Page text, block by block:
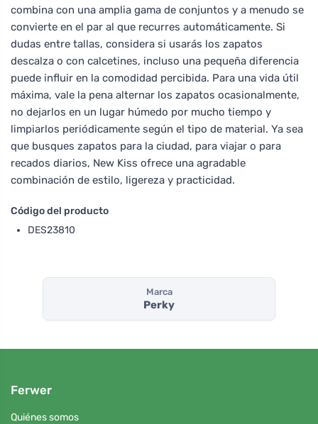
combina con una amplia gama de conjuntos y a menudo se
convierte en el par al que recurres automáticamente. Si
dudas entre tallas, considera si usarás los zapatos
descalza o con calcetines, incluso una pequeña diferencia
puede influir en la comodidad percibida. Para una vida útil
máxima, vale la pena alternar los zapatos ocasionalmente,
no dejarlos en un lugar húmedo por mucho tiempo y
limpiarlos periódicamente según el tipo de material. Ya sea
que busques zapatos para la ciudad, para viajar o para
recados diarios, New Kiss ofrece una agradable
combinación de estilo, ligereza y practicidad.
Código del producto
DES23810
Marca
Perky
Ferwer
Quiénes somos